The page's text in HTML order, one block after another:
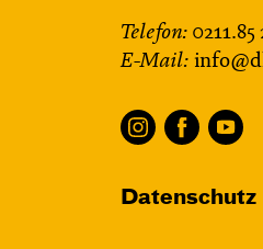
Telefon: 0211.85
E-Mail:
Datenschutz